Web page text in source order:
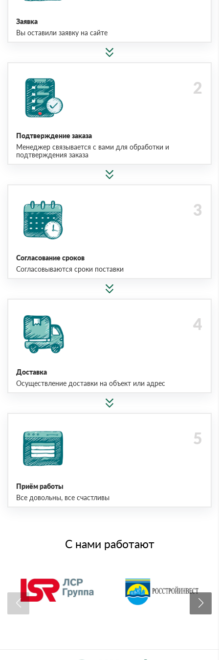
Заявка
Вы оставили заявку на сайте
Подтверждение заказа
Менеджер связывается с вами для обработки и
подтверждения заказа
Согласование сроков
Согласовываются сроки поставки
Доставка
Осуществление доставки на объект или адрес
Приём работы
Все довольны, все счастливы
С нами работают